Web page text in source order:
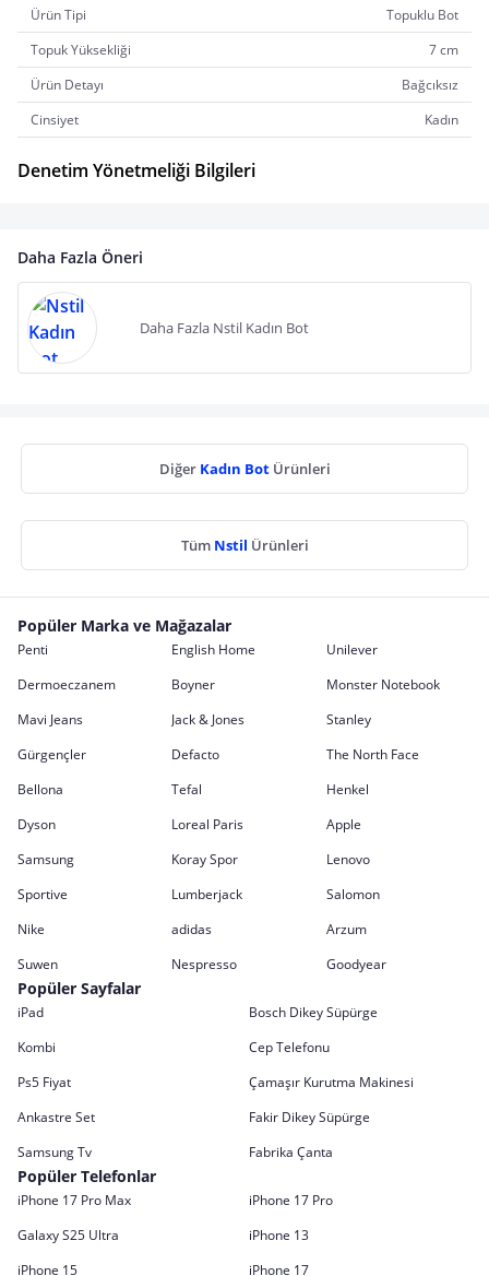
Ürün Tipi
Topuklu Bot
Topuk Yüksekliği
7 cm
Ürün Detayı
Bağcıksız
Cinsiyet
Kadın
Denetim Yönetmeliği Bilgileri
Daha Fazla Öneri
Daha Fazla Nstil Kadın Bot
Diğer Kadın Bot Ürünleri
Tüm Nstil Ürünleri
Popüler Marka ve Mağazalar
Penti English Home
Unilever
Dermoeczanem
Boyner
Monster Notebook
Mavi Jeans
Jack & Jones
Stanley
Gürgençler
Defacto
The North Face
Bellona
Tefal
Henkel
Dyson
Loreal Paris
Apple
Samsung
Koray Spor
Lenovo
Sportive
Lumberjack
Salomon
Nike
adidas
Arzum
Suwen
Nespresso Goodyear
Popüler Sayfalar
iPad
Bosch Dikey Süpürge
Kombi
Cep Telefonu
Ps5 Fiyat
Çamaşır Kurutma Makinesi
Ankastre Set
Fakir Dikey Süpürge
Samsung Tv
Fabrika Çanta
Popüler Telefonlar
iPhone 17 Pro Max
iPhone 17 Pro
Galaxy S25 Ultra
iPhone 13
iPhone 15
iPhone 17